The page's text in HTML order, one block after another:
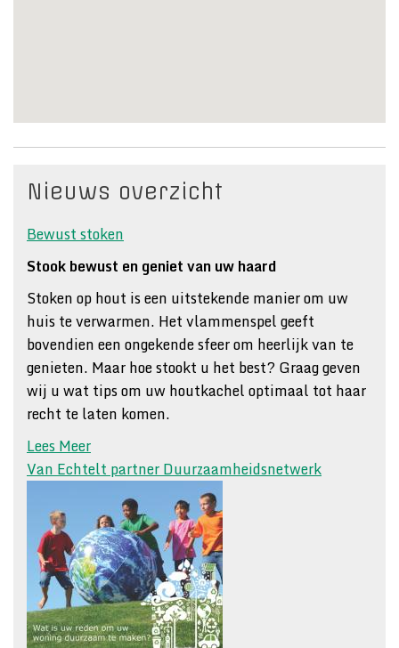
Nieuws overzicht
Bewust stoken
Stook bewust en geniet van uw haard
Stoken op hout is een uitstekende manier om uw
huis te verwarmen. Het vlammenspel geeft
bovendien een ongekende sfeer om heerlijk van te
genieten. Maar hoe stookt u het best? Graag geven
wij u wat tips om uw houtkachel optimaal tot haar
recht te laten komen.
Lees Meer
Van Echtelt partner Duurzaamheidsnetwerk